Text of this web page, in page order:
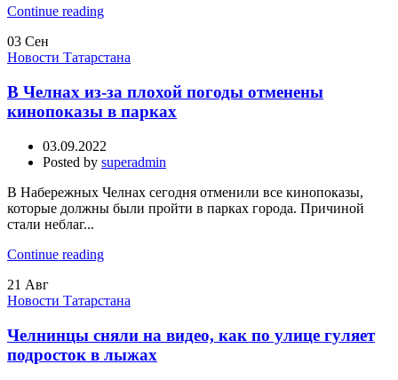
Continue reading
03 Сен
Новости Татарстана
В Челнах из-за плохой погоды отменены
кинопоказы в парках
03.09.2022
Posted by superadmin
В Набережных Челнах сегодня отменили все кинопоказы,
которые должны были пройти в парках города. Причиной
стали неблаг...
Continue reading
21 Авг
Новости Татарстана
Челнинцы сняли на видео, как по улице гуляет
подросток в лыжах